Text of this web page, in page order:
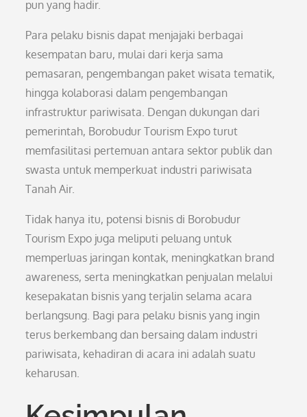
pun yang hadir.
Para pelaku bisnis dapat menjajaki berbagai
kesempatan baru, mulai dari kerja sama
pemasaran, pengembangan paket wisata tematik,
hingga kolaborasi dalam pengembangan
infrastruktur pariwisata. Dengan dukungan dari
pemerintah, Borobudur Tourism Expo turut
memfasilitasi pertemuan antara sektor publik dan
swasta untuk memperkuat industri pariwisata
Tanah Air.
Tidak hanya itu, potensi bisnis di Borobudur
Tourism Expo juga meliputi peluang untuk
memperluas jaringan kontak, meningkatkan brand
awareness, serta meningkatkan penjualan melalui
kesepakatan bisnis yang terjalin selama acara
berlangsung. Bagi para pelaku bisnis yang ingin
terus berkembang dan bersaing dalam industri
pariwisata, kehadiran di acara ini adalah suatu
keharusan.